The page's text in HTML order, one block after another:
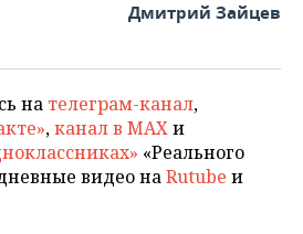
Дмитрий Зайцев
на телеграм-канал,
,канал в MAXи
«Реального
видео наRutube и